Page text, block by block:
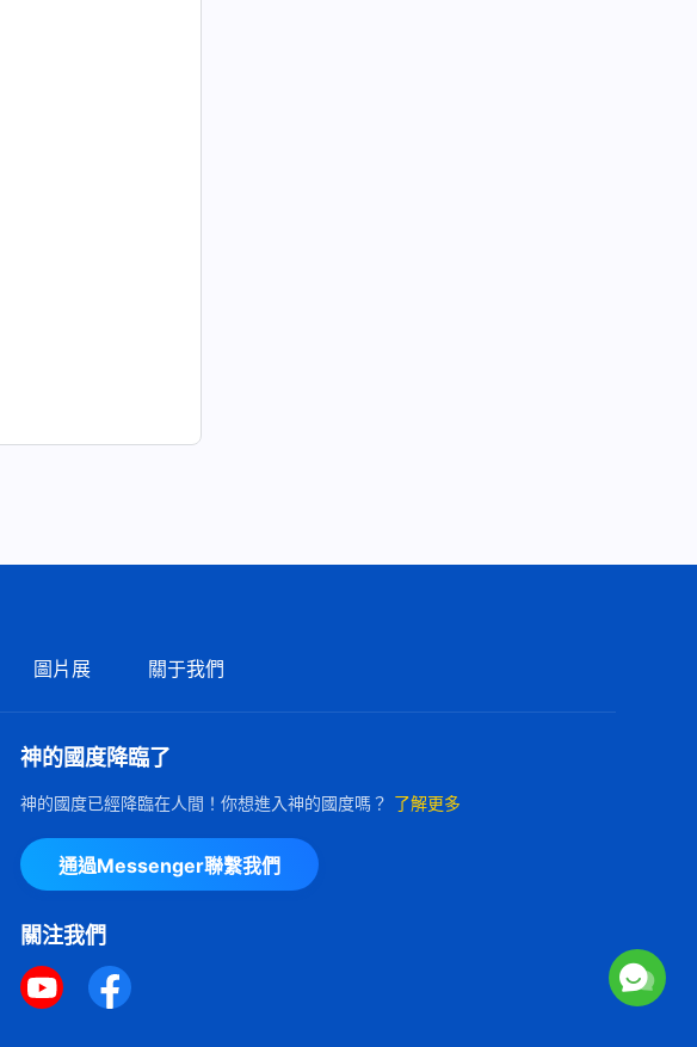
圖片展 關于我們
神的國度降臨了
神的國度已經降臨在人間！你想進入神的國度嗎？ 了解更多
通過Messenger聯繫我們
關注我們